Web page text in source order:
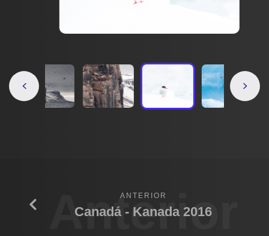
Anterior
ANTERIOR
Canadá - Kanada 2016